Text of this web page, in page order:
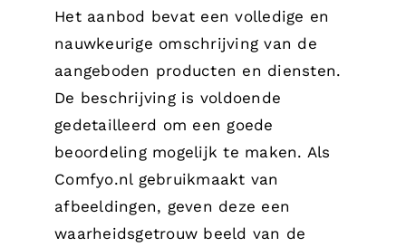
Het aanbod bevat een volledige en
nauwkeurige omschrijving van de
aangeboden producten en diensten.
De beschrijving is voldoende
gedetailleerd om een goede
beoordeling mogelijk te maken. Als
Comfyo.nl gebruikmaakt van
afbeeldingen, geven deze een
waarheidsgetrouw beeld van de